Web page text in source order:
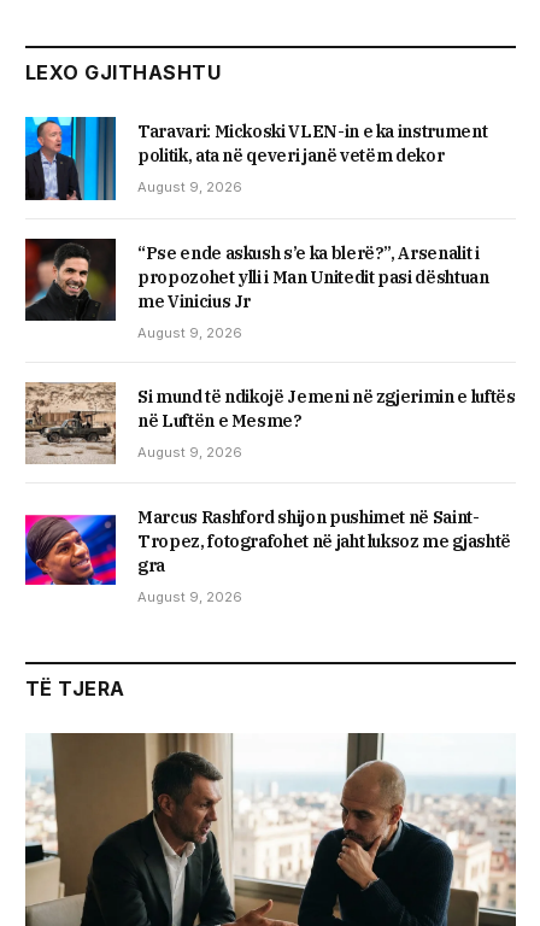
LEXO GJITHASHTU
Taravari: Mickoski VLEN-in e ka instrument
politik, ata në qeveri janë vetëm dekor
August 9, 2026
“Pse ende askush s’e ka blerë?”, Arsenalit i
propozohet ylli i Man Unitedit pasi dështuan
me Vinicius Jr
August 9, 2026
Si mund të ndikojë Jemeni në zgjerimin e luftës
në Luftën e Mesme?
August 9, 2026
Marcus Rashford shijon pushimet në Saint-
Tropez, fotografohet në jaht luksoz me gjashtë
gra
August 9, 2026
TË TJERA